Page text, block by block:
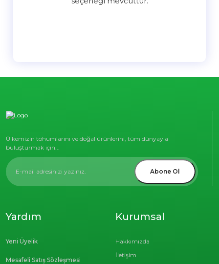
Ülkemizin tohumlarını ve doğal ürünlerini, tüm dünyayla
buluşturmak için...
Abone Ol
Kurumsal
Hakkımızda
İletişim
Yardım
Yeni Üyelik
Mesafeli Satış Sözleşmesi